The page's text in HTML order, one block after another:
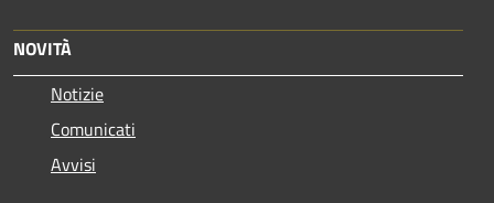
NOVITÀ
Notizie
Comunicati
Avvisi